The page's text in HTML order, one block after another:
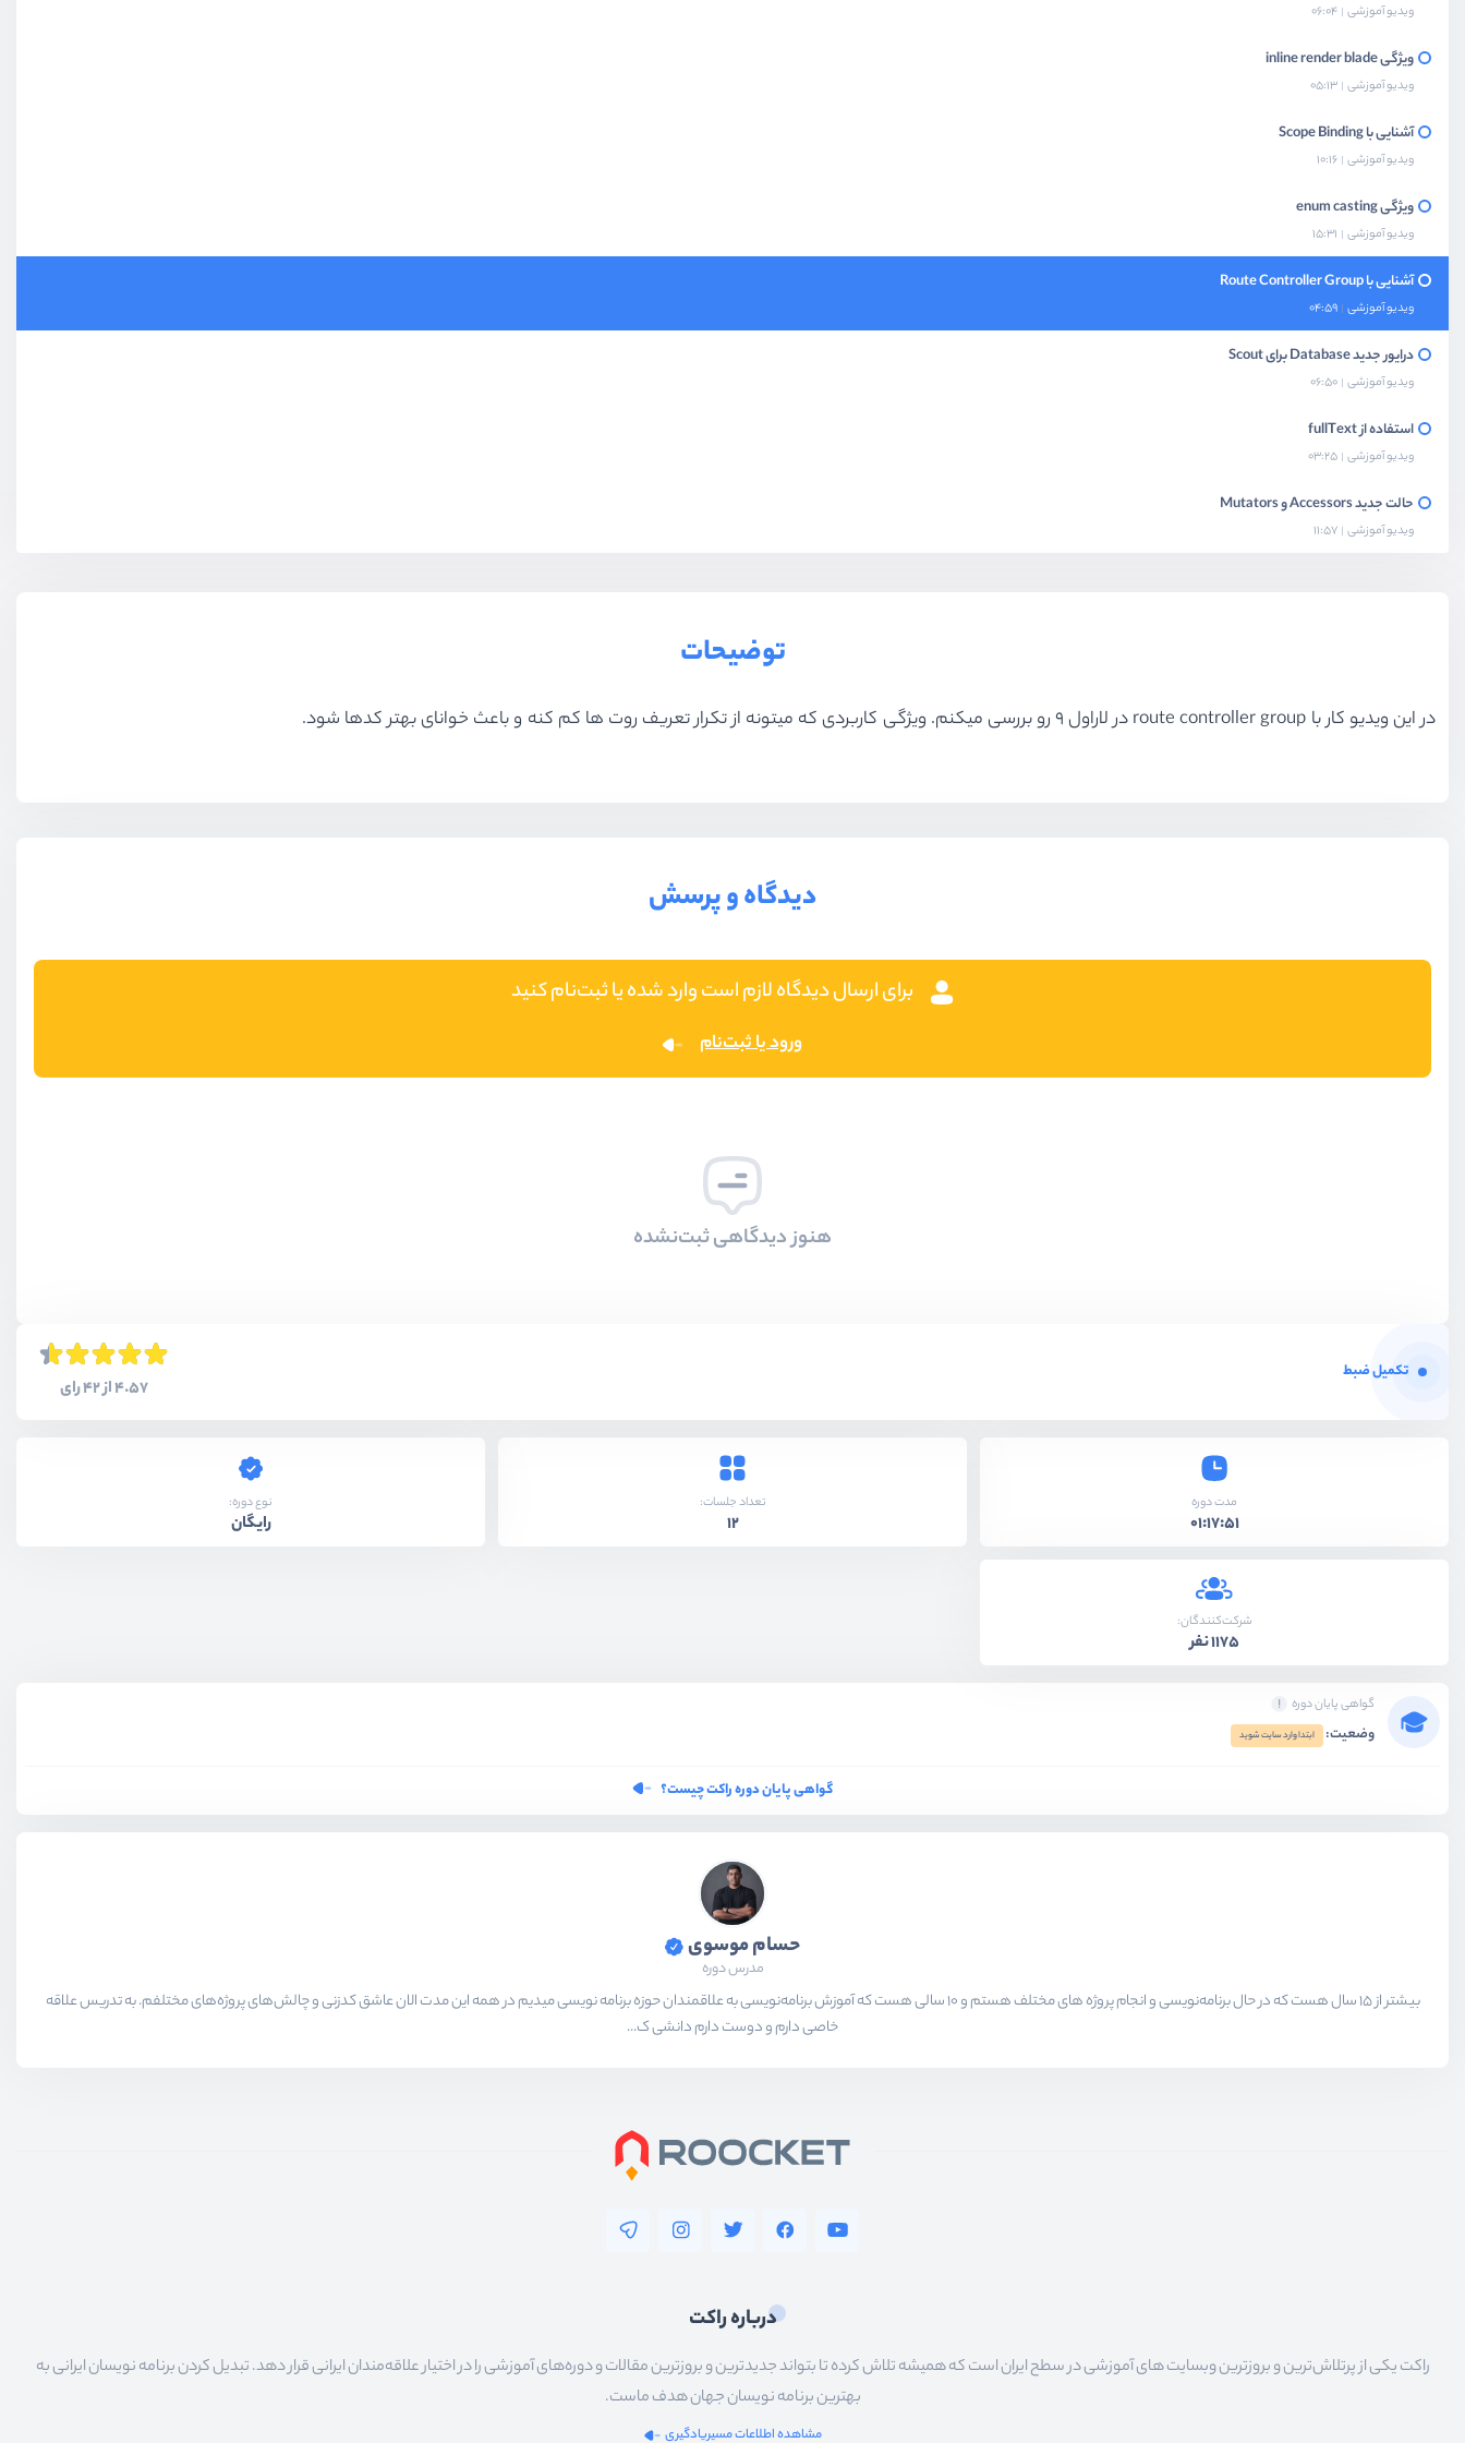
ویدیو آموزشی 06:04
ویژگی inline render blade
ویدیو آموزشی 05:13
آشنایی با Scope Binding
ویدیو آموزشی 10:16
ویژگی enum casting
ویدیو آموزشی 15:31
آشنایی با Route Controller Group
ویدیو آموزشی 04:59
درایور جدید Database برای Scout
ویدیو آموزشی 06:50
استفاده از fullText
ویدیو آموزشی 03:25
حالت جدید Accessors و Mutators
ویدیو آموزشی 11:57
توضیحات
در این ویدیو کار با route controller group در لاراول 9 رو بررسی میکنم. ویژگی کاربردی که میتونه از تکرار تعریف روت ها کم کنه و باعث خوانای بهتر کدها شود.
دیدگاه و پرسش
برای ارسال دیدگاه لازم است وارد شده یا ثبت‌نام کنید
ورود یا ثبت‌نام
هنوز دیدگاهی ثبت‌نشده
تکمیل ضبط
4.57 از 42 رای
مدت دوره
01:17:51
تعداد جلسات:
12
نوع دوره:
رایگان
شرکت‌کنندگان:
1175 نفر
گواهی پایان دوره
وضعیت: ابتدا وارد سایت شوید
گواهی پایان دوره راکت چیست؟
حسام موسوی
مدرس دوره
بیشتر از ۱۵ سال هست که در حال برنامه‌نویسی و انجام پروژه های مختلف هستم و ۱۰ سالی هست که آموزش برنامه‌نویسی به علاقمندان حوزه برنامه نویسی میدیم در همه این مدت الان عاشق کدزنی و چالش‌های پروژه‌های مختلفم. به تدریس علاقه
خاصی دارم و دوست دارم دانشی ک...
درباره راکت
راکت یکی از پرتلاش‌ترین و بروزترین وبسایت های آموزشی در سطح ایران است که همیشه تلاش کرده تا بتواند جدیدترین و بروزترین مقالات و دوره‌های آموزشی را در اختیار علاقه‌مندان ایرانی قرار دهد. تبدیل کردن برنامه نویسان ایرانی به
بهترین برنامه نویسان جهان هدف ماست.
مشاهده اطلاعات مسیریادگیری